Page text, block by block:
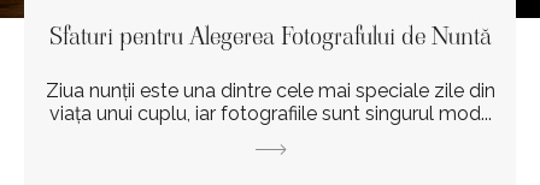
Sfaturi pentru Alegerea Fotografului de Nuntă
Ziua nunții este una dintre cele mai speciale zile din
viața unui cuplu, iar fotografiile sunt singurul mod...